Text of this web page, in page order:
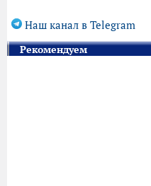
Наш канал в Telegram
Рекомендуем